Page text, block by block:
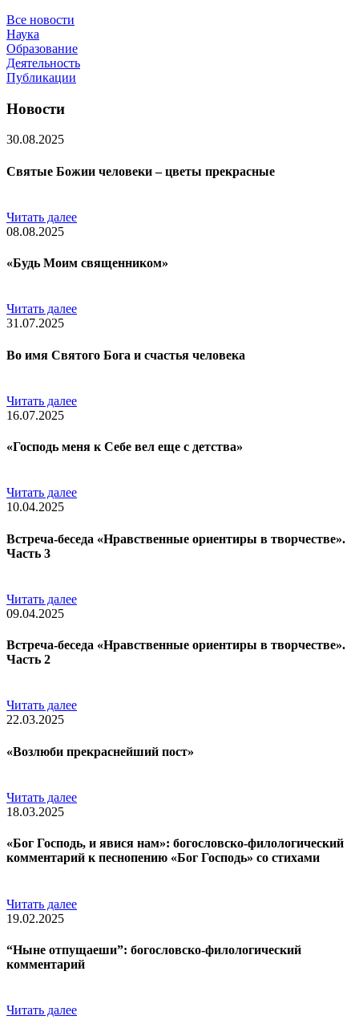
Все новости
Наука
Образование
Деятельность
Публикации
Новости
30.08.2025
Святые Божии человеки – цветы прекрасные
Читать далее
08.08.2025
«Будь Моим священником»
Читать далее
31.07.2025
Во имя Святого Бога и счастья человека
Читать далее
16.07.2025
«Господь меня к Себе вел еще с детства»
Читать далее
10.04.2025
Встреча-беседа «Нравственные ориентиры в творчестве».
Часть 3
Читать далее
09.04.2025
Встреча-беседа «Нравственные ориентиры в творчестве».
Часть 2
Читать далее
22.03.2025
«Возлюби прекраснейший пост»
Читать далее
18.03.2025
«Бог Господь, и явися нам»: богословско-филологический
комментарий к песнопению «Бог Господь» со стихами
Читать далее
19.02.2025
“Ныне отпущаеши”: богословско-филологический
комментарий
Читать далее